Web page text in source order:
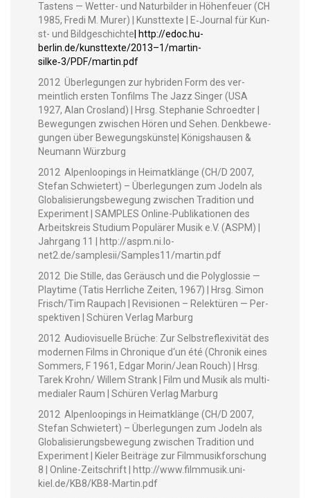
Tas­tens — Wet­ter- und Natur­bilder in Höhen­feuer (CH
1985, Fre­di M. Mur­er) | Kun­st­texte | E‑Journal für Kun­
st- und Bildgeschichte http://edoc.hu-
berlin.de/kunsttexte/2013–1/martin-
silke‑3/PDF/martin.pdf
2012 Über­legun­gen zur hybri­den Form des ver­
meintlich ersten Ton­films The Jazz Singer (USA
1927, Alan Crosland) | Hrsg. Stephanie Schroedter |
Bewe­gun­gen zwis­chen Hören und Sehen. Denkbe­we­
gun­gen über Bewe­gungskün­ste| Königshausen &
Neu­mann Würzburg
2012 Alpen­loop­ings in Heimatk­länge (CH/D 2007,
Ste­fan Schwi­etert) – Über­legun­gen zum Jodeln als
Glob­al­isierungs­be­we­gung zwis­chen Tra­di­tion und
Exper­i­ment | SAMPLES Online-Pub­lika­tio­nen des
Arbeit­skreis Studi­um Pop­ulär­er Musik e.V. (ASPM) |
Jahrgang 11 | http://aspm.ni.lo-
net2.de/samplesii/Samples11/martin.pdf
2012 Die Stille, das Geräusch und die Poly­glossie —
Play­time (Tatis Her­rliche Zeit­en, 1967) | Hrsg. Simon
Frisch/Tim Rau­pach | Revi­sio­nen – Relek­türen — Per­
spek­tiv­en | Schüren Ver­lag Marburg
2012 Audio­vi­suelle Brüche: Zur Selb­stre­flex­iv­ität des
mod­er­nen Films in Chronique d‘un été (Chronik eines
Som­mers, F 1961, Edgar Morin/Jean Rouch) | Hrsg.
Tarek Krohn/ Willem Strank | Film und Musik als mul­ti­
me­di­aler Raum | Schüren Ver­lag Marburg
2012 Alpen­loop­ings in Heimatk­länge (CH/D 2007,
Ste­fan Schwi­etert) – Über­legun­gen zum Jodeln als
Glob­al­isierungs­be­we­gung zwis­chen Tra­di­tion und
Exper­i­ment | Kiel­er Beiträge zur Film­musik­forschung
8 | Online-Zeitschrift | http://www.filmmusik.uni-
kiel.de/KB8/KB8-Martin.pdf